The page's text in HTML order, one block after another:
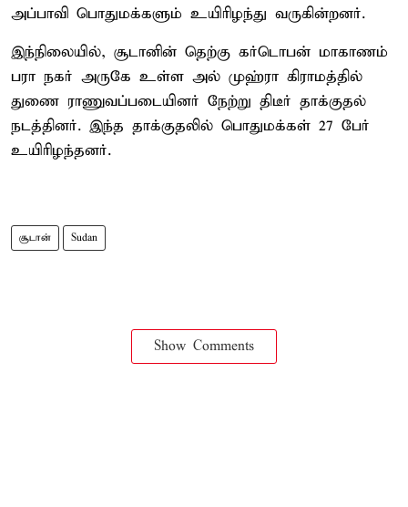
அப்பாவி பொதுமக்களும் உயிரிழந்து வருகின்றனர்.
இந்நிலையில், சூடானின் தெற்கு கர்டொபன் மாகாணம்
பரா நகர் அருகே உள்ள அல் முஹ்ரா கிராமத்தில்
துணை ராணுவப்படையினர் நேற்று திடீர் தாக்குதல்
நடத்தினர். இந்த தாக்குதலில் பொதுமக்கள் 27 பேர்
உயிரிழந்தனர்.
சூடான் Sudan
Show Comments